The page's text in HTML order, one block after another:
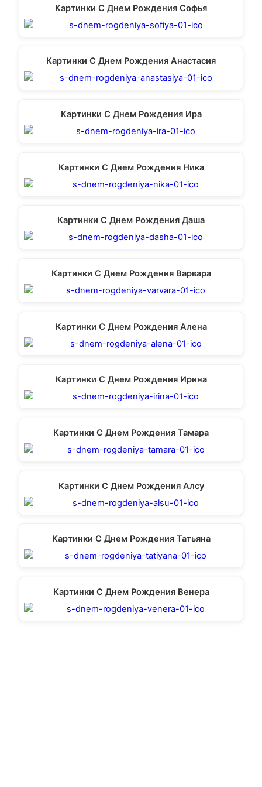
Картинки С Днем Рождения Софья
Картинки С Днем Рождения Анастасия
Картинки С Днем Рождения Ира
Картинки С Днем Рождения Ника
Картинки С Днем Рождения Даша
Картинки С Днем Рождения Варвара
Картинки С Днем Рождения Алена
Картинки С Днем Рождения Ирина
Картинки С Днем Рождения Тамара
Картинки С Днем Рождения Алсу
Картинки С Днем Рождения Татьяна
Картинки С Днем Рождения Венера